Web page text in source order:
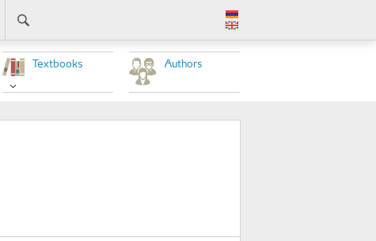
Authors
Textbooks